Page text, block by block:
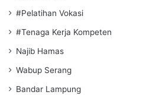
#Pelatihan Vokasi
#Tenaga Kerja Kompeten
Najib Hamas
Wabup Serang
Bandar Lampung